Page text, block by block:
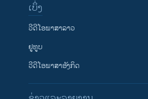
ເບິ່ງ
ວີດີໂອພາສາລາວ
ຢູທູບ
ວີດີໂອພາສາອັງກິດ